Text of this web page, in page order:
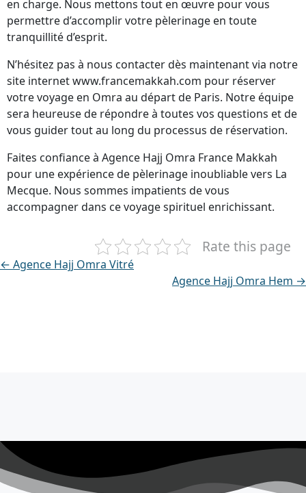
en charge. Nous mettons tout en œuvre pour vous
permettre d’accomplir votre pèlerinage en toute
tranquillité d’esprit.
N’hésitez pas à nous contacter dès maintenant via notre
site internet www.francemakkah.com pour réserver
votre voyage en Omra au départ de Paris. Notre équipe
sera heureuse de répondre à toutes vos questions et de
vous guider tout au long du processus de réservation.
Faites confiance à Agence Hajj Omra France Makkah
pour une expérience de pèlerinage inoubliable vers La
Mecque. Nous sommes impatients de vous
accompagner dans ce voyage spirituel enrichissant.
Rate this page
← Agence Hajj Omra Vitré
Agence Hajj Omra Hem →